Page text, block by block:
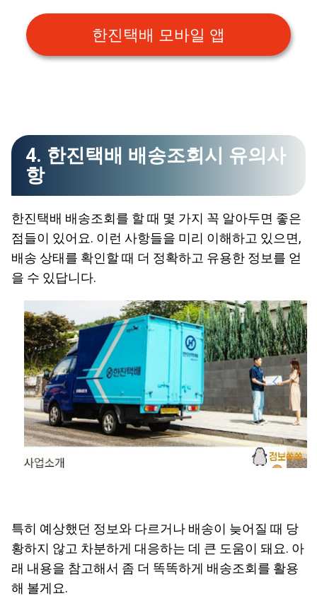
한진택배 모바일 앱
4. 한진택배 배송조회시 유의사
항
한진택배 배송조회를 할 때 몇 가지 꼭 알아두면 좋은
점들이 있어요. 이런 사항들을 미리 이해하고 있으면,
배송 상태를 확인할 때 더 정확하고 유용한 정보를 얻
을 수 있답니다.
특히 예상했던 정보와 다르거나 배송이 늦어질 때 당
황하지 않고 차분하게 대응하는 데 큰 도움이 돼요. 아
래 내용을 참고해서 좀 더 똑똑하게 배송조회를 활용
해 볼게요.